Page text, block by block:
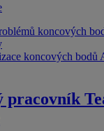
koncových
koncových bodů
pracovník